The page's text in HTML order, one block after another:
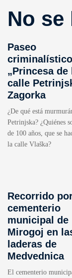
No se
Paseo
„Princesa de
calle
Zagorka
¿De qué está
Petrinjska? ¿Quiénes
de 100 años, que se
la calle Vlaška?
Recorrido
cementerio
municipal de
Mirogoj en
laderas de
Medvednica
El cementerio